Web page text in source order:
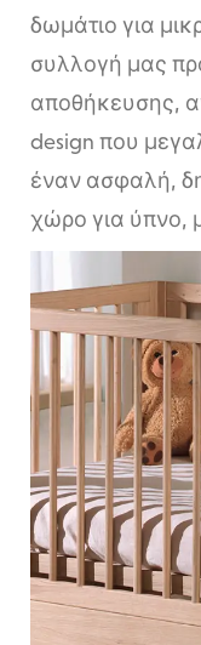
δωμάτιο για
συλλογή μας
αποθήκευσης,
design που
έναν ασφαλή,
χώρο για ύπνο,